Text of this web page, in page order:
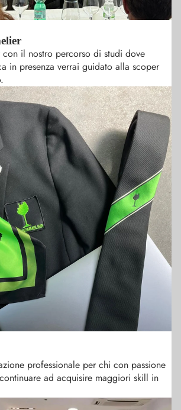
con il nostro percorso di studi dove
in presenza verrai guidato alla scoper
professionale per chi con passione
ad acquisire maggiori skill in